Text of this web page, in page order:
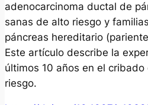
adenocarcinoma ductal de
sanas de alto riesgo y
páncreas hereditario
Este artículo describe la
últimos 10 años en el
riesgo.